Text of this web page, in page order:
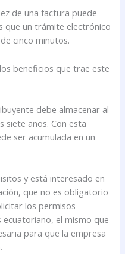
de una factura puede
que un trámite electrónico
cinco minutos.
beneficios que trae este
debe almacenar al
siete años. Con esta
ser acumulada en un
y está interesado en
que no es obligatorio
los permisos
ecuatoriano, el mismo que
para que la empresa